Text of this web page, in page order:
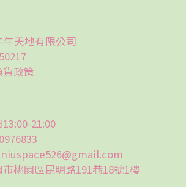
天地有限公司
貨政策
21:00
桃園區昆明路191巷18號1樓